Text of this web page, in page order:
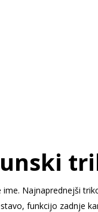
Najnaprednejši
funkcijo zadnje